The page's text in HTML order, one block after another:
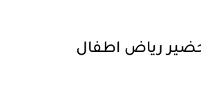
رياض اطفال